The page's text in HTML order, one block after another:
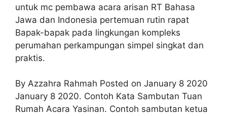
untuk mc pembawa acara arisan RT Bahasa
Jawa dan Indonesia pertemuan rutin rapat
Bapak-bapak pada lingkungan kompleks
perumahan perkampungan simpel singkat dan
praktis.
By Azzahra Rahmah Posted on January 8 2020
January 8 2020. Contoh Kata Sambutan Tuan
Rumah Acara Yasinan. Contoh sambutan ketua